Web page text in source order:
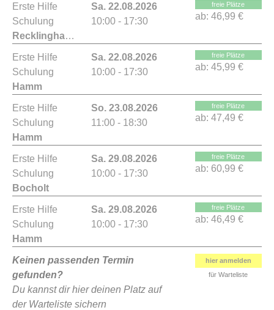
Erste Hilfe
Schulung
Recklinghausen
Sa. 22.08.2026
10:00 - 17:30
freie Plätze
ab: 46,99 €
Erste Hilfe
Schulung
Hamm
Sa. 22.08.2026
10:00 - 17:30
freie Plätze
ab: 45,99 €
Erste Hilfe
Schulung
Hamm
So. 23.08.2026
11:00 - 18:30
freie Plätze
ab: 47,49 €
Erste Hilfe
Schulung
Bocholt
Sa. 29.08.2026
10:00 - 17:30
freie Plätze
ab: 60,99 €
Erste Hilfe
Schulung
Hamm
Sa. 29.08.2026
10:00 - 17:30
freie Plätze
ab: 46,49 €
Keinen passenden Termin
gefunden?
Du kannst dir hier deinen Platz auf
der Warteliste sichern
hier anmelden
für Warteliste